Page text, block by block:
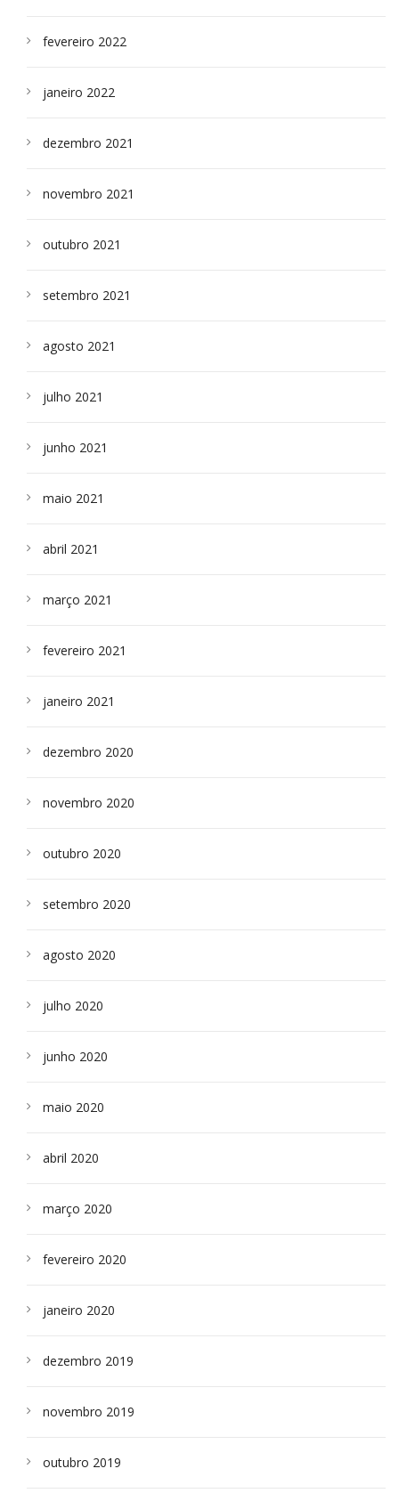
fevereiro 2022
janeiro 2022
dezembro 2021
novembro 2021
outubro 2021
setembro 2021
agosto 2021
julho 2021
junho 2021
maio 2021
abril 2021
março 2021
fevereiro 2021
janeiro 2021
dezembro 2020
novembro 2020
outubro 2020
setembro 2020
agosto 2020
julho 2020
junho 2020
maio 2020
abril 2020
março 2020
fevereiro 2020
janeiro 2020
dezembro 2019
novembro 2019
outubro 2019